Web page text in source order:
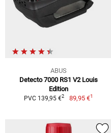
ABUS
Detecto 7000 RS1 V2 Louis
Edition
PVC 139,95 €2 89,95 €1